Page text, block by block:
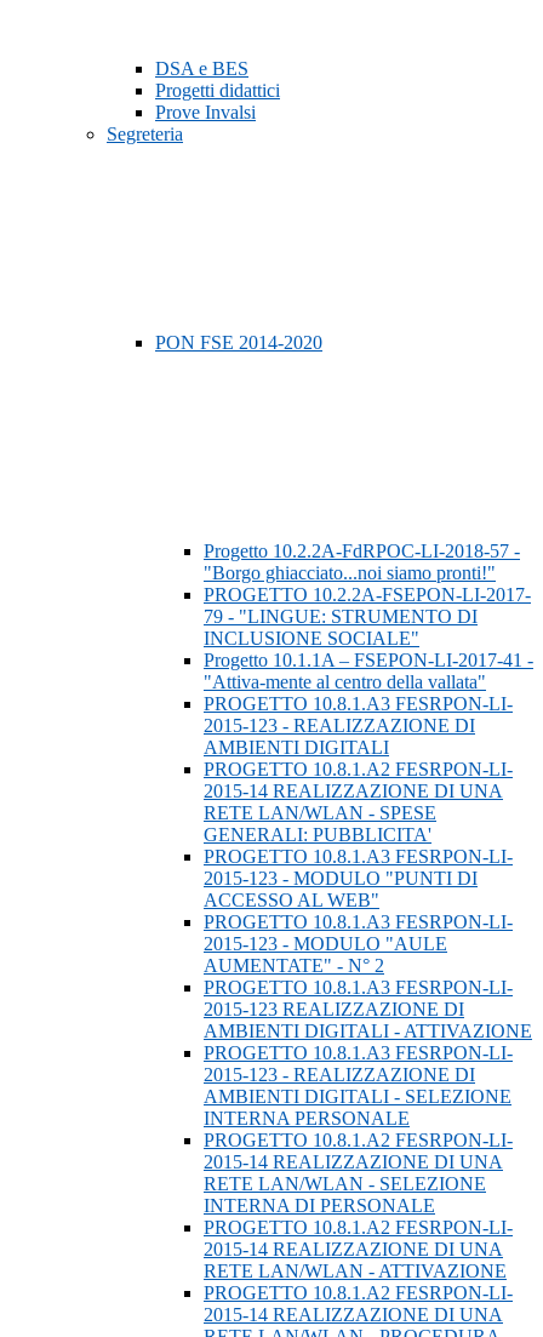
DSA e BES
Progetti didattici
Prove Invalsi
Segreteria
PON FSE 2014-2020
Progetto 10.2.2A-FdRPOC-LI-2018-57 -
"Borgo ghiacciato...noi siamo pronti!"
PROGETTO 10.2.2A-FSEPON-LI-2017-
79 - "LINGUE: STRUMENTO DI
INCLUSIONE SOCIALE"
Progetto 10.1.1A – FSEPON-LI-2017-41 -
"Attiva-mente al centro della vallata"
PROGETTO 10.8.1.A3 FESRPON-LI-
2015-123 - REALIZZAZIONE DI
AMBIENTI DIGITALI
PROGETTO 10.8.1.A2 FESRPON-LI-
2015-14 REALIZZAZIONE DI UNA
RETE LAN/WLAN - SPESE
GENERALI: PUBBLICITA'
PROGETTO 10.8.1.A3 FESRPON-LI-
2015-123 - MODULO "PUNTI DI
ACCESSO AL WEB"
PROGETTO 10.8.1.A3 FESRPON-LI-
2015-123 - MODULO "AULE
AUMENTATE" - N° 2
PROGETTO 10.8.1.A3 FESRPON-LI-
2015-123 REALIZZAZIONE DI
AMBIENTI DIGITALI - ATTIVAZIONE
PROGETTO 10.8.1.A3 FESRPON-LI-
2015-123 - REALIZZAZIONE DI
AMBIENTI DIGITALI - SELEZIONE
INTERNA PERSONALE
PROGETTO 10.8.1.A2 FESRPON-LI-
2015-14 REALIZZAZIONE DI UNA
RETE LAN/WLAN - SELEZIONE
INTERNA DI PERSONALE
PROGETTO 10.8.1.A2 FESRPON-LI-
2015-14 REALIZZAZIONE DI UNA
RETE LAN/WLAN - ATTIVAZIONE
PROGETTO 10.8.1.A2 FESRPON-LI-
2015-14 REALIZZAZIONE DI UNA